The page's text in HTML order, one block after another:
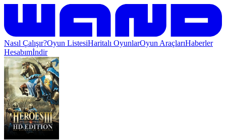
Nasıl Çalışır?Oyun ListesiHaritalı OyunlarOyun AraçlarıHaberler
Hesabımİndir